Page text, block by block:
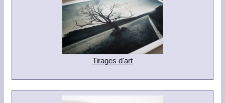
Tirages d'art